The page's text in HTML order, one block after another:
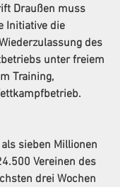
Draußen muss
Initiative die
des
unter freiem
Training,
sieben Millionen
Vereinen des
drei Wochen